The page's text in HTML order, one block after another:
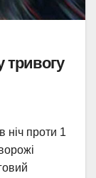
тривогу
ніч проти 1